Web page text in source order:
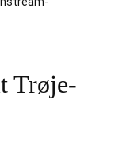
Trøje-